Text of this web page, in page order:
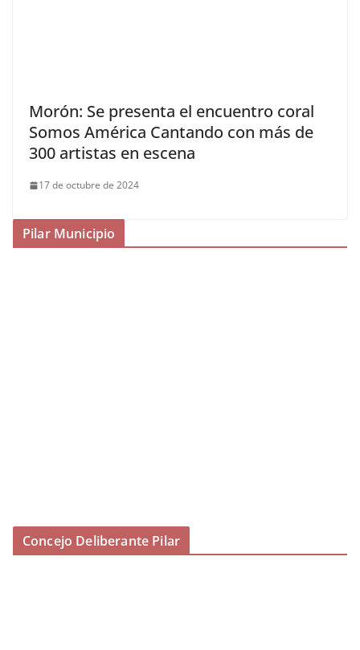
Morón: Se presenta el encuentro coral
Somos América Cantando con más de
300 artistas en escena
17 de octubre de 2024
Pilar Municipio
Concejo Deliberante Pilar